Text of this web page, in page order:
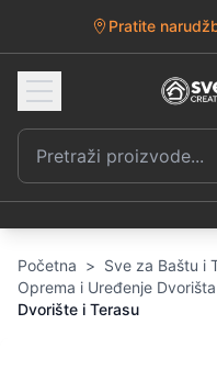
Pratite
Početna > Sve za Baštu i
Oprema i Uređenje Dvorišta
Dvorište i Terasu